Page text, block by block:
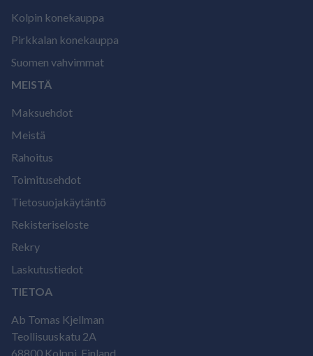
Kolpin konekauppa
Pirkkalan konekauppa
Suomen vahvimmat
MEISTÄ
Maksuehdot
Meistä
Rahoitus
Toimitusehdot
Tietosuojakäytäntö
Rekisteriseloste
Rekry
Laskutustiedot
TIETOA
Ab Tomas Kjellman
Teollisuuskatu 2A
68800 Kolppi, Finland